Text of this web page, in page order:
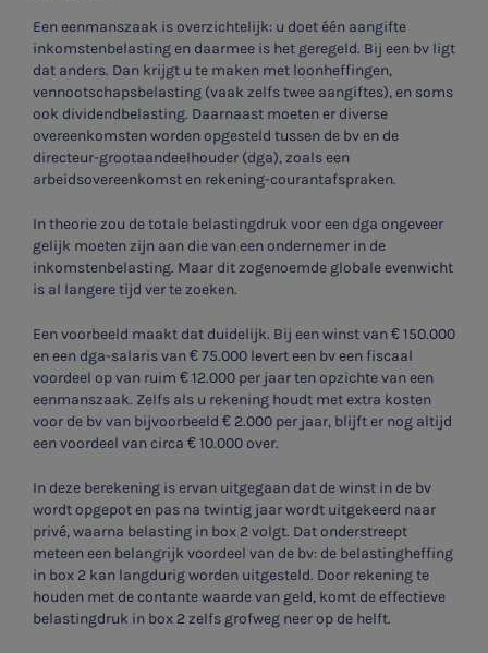
Een eenmanszaak is overzichtelijk: u doet één aangifte
inkomstenbelasting en daarmee is het geregeld. Bij een bv ligt
dat anders. Dan krijgt u te maken met loonheffingen,
vennootschapsbelasting (vaak zelfs twee aangiftes), en soms
ook dividendbelasting. Daarnaast moeten er diverse
overeenkomsten worden opgesteld tussen de bv en de
directeur-grootaandeelhouder (dga), zoals een
arbeidsovereenkomst en rekening-courantafspraken.
In theorie zou de totale belastingdruk voor een dga ongeveer
gelijk moeten zijn aan die van een ondernemer in de
inkomstenbelasting. Maar dit zogenoemde globale evenwicht
is al langere tijd ver te zoeken.
Een voorbeeld maakt dat duidelijk. Bij een winst van € 150.000
en een dga-salaris van € 75.000 levert een bv een fiscaal
voordeel op van ruim € 12.000 per jaar ten opzichte van een
eenmanszaak. Zelfs als u rekening houdt met extra kosten
voor de bv van bijvoorbeeld € 2.000 per jaar, blijft er nog altijd
een voordeel van circa € 10.000 over.
In deze berekening is ervan uitgegaan dat de winst in de bv
wordt opgepot en pas na twintig jaar wordt uitgekeerd naar
privé, waarna belasting in box 2 volgt. Dat onderstreept
meteen een belangrijk voordeel van de bv: de belastingheffing
in box 2 kan langdurig worden uitgesteld. Door rekening te
houden met de contante waarde van geld, komt de effectieve
belastingdruk in box 2 zelfs grofweg neer op de helft.